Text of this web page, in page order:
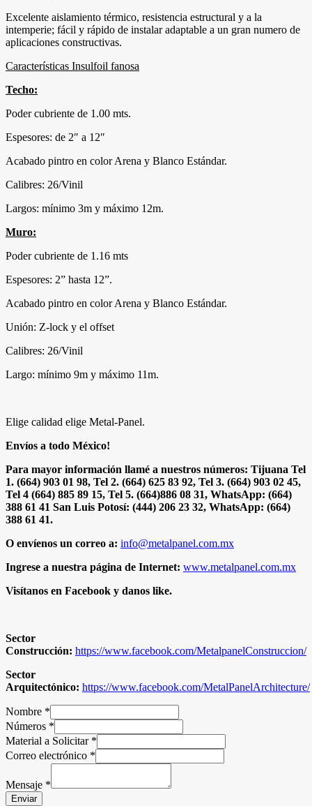
Excelente aislamiento térmico, resistencia estructural y a la
intemperie; fácil y rápido de instalar adaptable a un gran numero de
aplicaciones constructivas.
Características Insulfoil fanosa
Techo:
Poder cubriente de 1.00 mts.
Espesores: de 2″ a 12″
Acabado pintro en color Arena y Blanco Estándar.
Calibres: 26/Vinil
Largos: mínimo 3m y máximo 12m.
Muro:
Poder cubriente de 1.16 mts
Espesores: 2” hasta 12”.
Acabado pintro en color Arena y Blanco Estándar.
Unión: Z-lock y el offset
Calibres: 26/Vinil
Largo: mínimo 9m y máximo 11m.
Elige calidad elige Metal-Panel.
Envíos a todo México!
Para mayor información llamé a nuestros números: Tijuana Tel
1. (664) 903 01 98, Tel 2. (664) 625 83 92, Tel 3. (664) 903 02 45,
Tel 4 (664) 885 89 15, Tel 5. (664)886 08 31, WhatsApp: (664)
388 61 41 San Luis Potosí: (444) 206 23 32, WhatsApp: (664)
388 61 41.
O envíenos un correo a: info@metalpanel.com.mx
Ingrese a nuestra página de Internet: www.metalpanel.com.mx
Visítanos en Facebook y danos like.
Sector
Construcción: https://www.facebook.com/MetalpanelConstruccion/
Sector
Arquitectónico: https://www.facebook.com/MetalPanelArchitecture/
Nombre *
Números *
Material a Solicitar *
Correo electrónico *
Mensaje *
Enviar